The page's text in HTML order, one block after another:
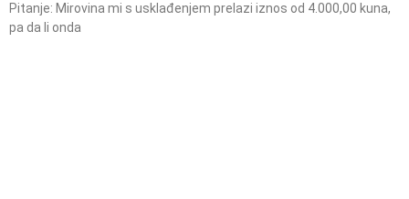
Pitanje: Mirovina mi s usklađenjem prelazi iznos od 4.000,00 kuna,
pa da li onda